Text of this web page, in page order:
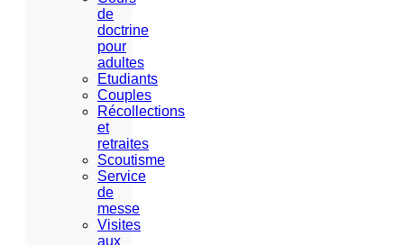
de
doctrine
pour
adultes
Etudiants
Couples
Récollections
et
retraites
Scoutisme
Service
de
messe
Visites
aux